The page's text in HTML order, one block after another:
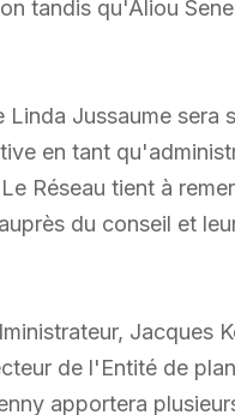
tandis qu'Aliou
Jussaume sera
en tant
Réseau tient à
du conseil et
Jacques
de l'Entité de
apportera